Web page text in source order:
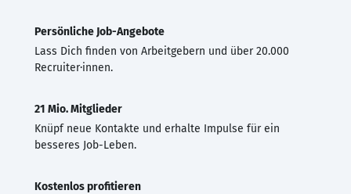
Persönliche Job-Angebote
Lass Dich finden von Arbeitgebern und über 20.000
Recruiter·innen.
21 Mio. Mitglieder
Knüpf neue Kontakte und erhalte Impulse für ein
besseres Job-Leben.
Kostenlos profitieren